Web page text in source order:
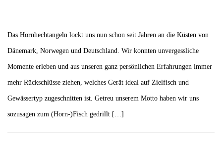
Das Hornhechtangeln lockt uns nun schon seit Jahren an die Küsten von
Dänemark, Norwegen und Deutschland. Wir konnten unvergessliche
Momente erleben und aus unseren ganz persönlichen Erfahrungen immer
mehr Rückschlüsse ziehen, welches Gerät ideal auf Zielfisch und
Gewässertyp zugeschnitten ist. Getreu unserem Motto haben wir uns
sozusagen zum (Horn-)Fisch gedrillt […]